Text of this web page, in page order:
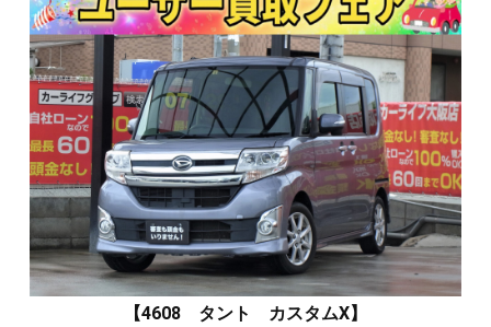
【4608 タント カスタムX】